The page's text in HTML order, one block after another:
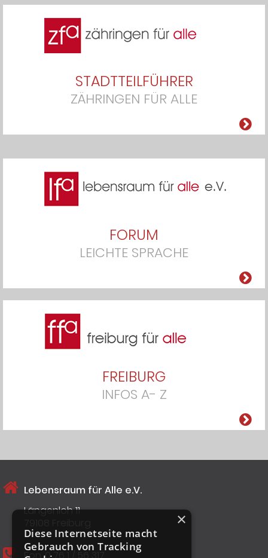
STADTTEILFÜHRER
ZÄHRINGEN FÜR ALLE
FORUM
LEICHTE SPRACHE
FREIBURG
INFOS A- Z
Lebensraum für Alle e.V.
Längenloh 11
×
Diese Internetseite macht
Gebrauch von Tracking